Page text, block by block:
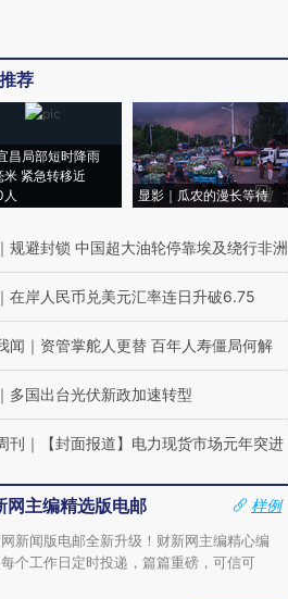
荐
昌局部短时降雨
米 紧急转移近
显影｜瓜农的漫长等待
｜ 规避封锁 中国超大油轮停靠埃及绕行非洲
｜ 在岸人民币兑美元汇率连日升破6.75
闻 ｜ 资管掌舵人更替 百年人寿僵局何解
｜ 多国出台光伏新政加速转型
刊 ｜ 【封面报道】电力现货市场元年突进
网主编精选版电邮
样例
新闻版电邮全新升级！财新网主编精心编
个工作日定时投递，篇篇重磅，可信可